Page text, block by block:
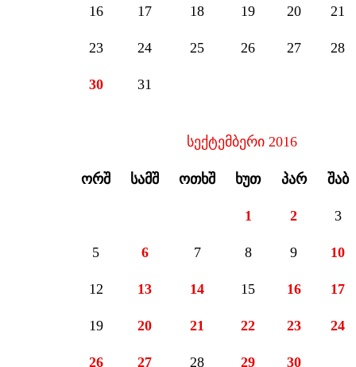
16 17 18 19 20 21
23 24 25 26 27 28
30 31
სექტემბერი 2016
ᲝᲠᲨ ᲡᲐᲛᲨ ᲝᲗᲮᲨ ᲮᲣᲗ ᲞᲐᲠ ᲨᲐᲑ
1 2 3
5 6 7 8 9 10
12 13 14 15 16 17
19 20 21 22 23 24
26 27 28 29 30